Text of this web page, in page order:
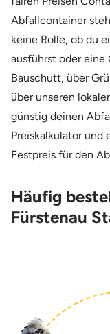
Abfallcontainer
keine Rolle, ob du
ausführst oder eine
Bauschutt, über
über unseren
günstig deinen
Preiskalkulator und
Festpreis für den
Häufig
Fürstenau